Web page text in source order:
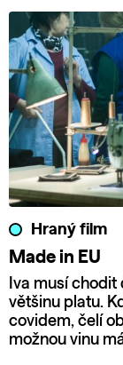
Hraný film
Made in EU
Iva musí
většinu platu.
covidem, čelí
možnou vinu